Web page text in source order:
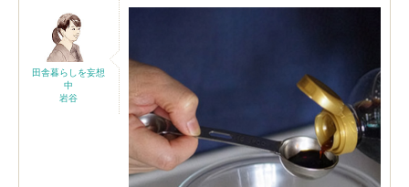
田舎暮らしを妄想
中
岩谷